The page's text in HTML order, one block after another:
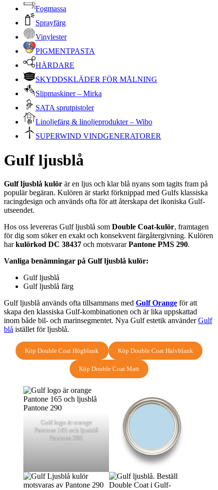
Fogmassa
Sprayfärg
Vinylester
PIGMENTPASTA
HÄRDARE
SKYDDSKLÄDER FÖR MÅLNING
Slipmaskiner – Mirka
SATA sprutpistoler
Linoljefärg & linoljeprodukter – Wibo
SUPERWIND VINDGENERATORER
Gulf ljusblå
Gulf ljusblå kulör är en ljus och klar blå nyans som tagits fram på
populär begäran. Kulören är starkt förknippad med Gulfs klassiska
racingdesign och används ofta för att återskapa det ikoniska Gulf-
utseendet.
Hos oss levereras Gulf ljusblå som Double Coat-kulör, framtagen
för dig som söker en exakt och konsekvent färgåtergivning. Kulören
harkulörkod DC 38437 och motsvararPantone PMS 290.
Vanliga benämningar på Gulf ljusblå kulör:
Gulf ljusblå
Gulf ljusblå färg
Gulf ljusblå används ofta tillsammans med Gulf Orange för att
skapa den klassiska Gulf-kombinationen och är lika uppskattad
inom både bil- och marinsegmentet. Nya Gulf estetik använderGulf
blå istället för ljusblå.
Köp Double Coat Högblank Köp Double Coat Halvblank
Köp Double Coat Matt
Gulf logo är orange
Pantone 165 och ljusblå
Pantone 290